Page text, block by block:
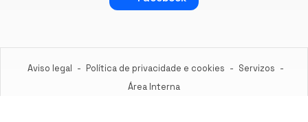
Aviso legal - Política de privacidade e cookies - Servizos -
Área Interna